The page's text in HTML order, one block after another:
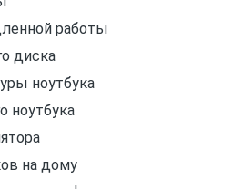
работы
диска
ноутбука
ноутбука
на дому